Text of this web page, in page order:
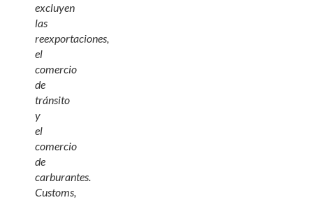
excluyen
las
reexportaciones,
el
comercio
de
tránsito
y
el
comercio
de
carburantes.
Customs,